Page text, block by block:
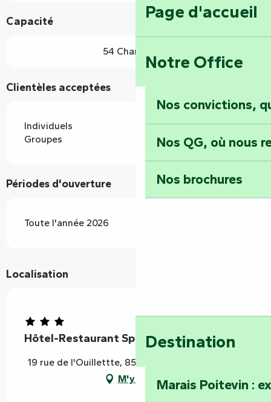
Page d'accueil
Notre Office
Nos convictions,
Nos QG, où nous
Nos brochures
Destination
Marais Poitevin :
Capacité
54 Chambre(s)
Clientèles acceptées
Individuels
Groupes
Périodes d'ouverture
Toute l'année 2026
Localisation
Hôtel-Restaurant Spa Le Rabelais
19 rue de l'Ouillettte, 85200 Fontenay-le-Comte
M'y rendre